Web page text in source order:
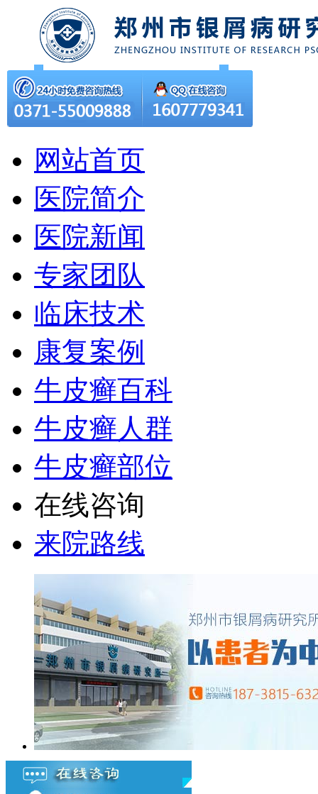
网站首页
医院简介
医院新闻
专家团队
临床技术
康复案例
牛皮癣百科
牛皮癣人群
牛皮癣部位
在线咨询
来院路线